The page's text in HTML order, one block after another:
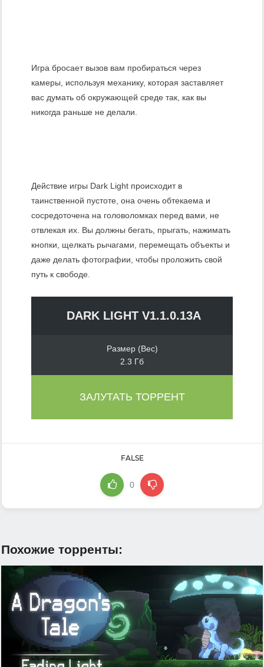
Игра бросает вызов вам пробираться через
камеры, используя механику, которая заставляет
вас думать об окружающей среде так, как вы
никогда раньше не делали.
Действие игры Dark Light происходит в
таинственной пустоте, она очень обтекаема и
сосредоточена на головоломках перед вами, не
отвлекая их. Вы должны бегать, прыгать, нажимать
кнопки, щелкать рычагами, перемещать объекты и
даже делать фотографии, чтобы проложить свой
путь к свободе.
DARK LIGHT V1.1.0.13A
Размер (Вес)
2.3 Гб
ЗАЛУТАТЬ ТОРРЕНТ
FALSE
0
Похожие торренты: